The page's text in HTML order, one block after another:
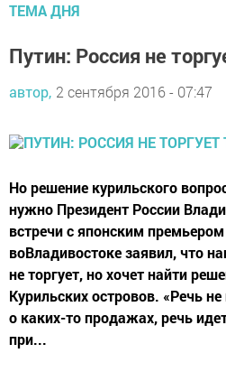
ТЕМА ДНЯ
Путин: Россия не
автор, 2 сентября 2016 - 07:47
Но решение курильского
нужно Президент России
встречи с японским
воВладивостоке заявил, что
не торгует, но хочет найти
Курильских островов. «Речь
о каких-то продажах, речь
при...